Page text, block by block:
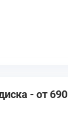
- от 690